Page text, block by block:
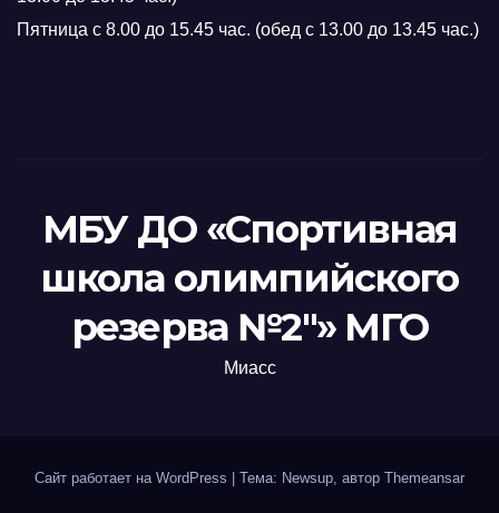
Пятница с 8.00 до 15.45 час. (обед с 13.00 до 13.45 час.)
МБУ ДО «Спортивная
школа олимпийского
резерва №2"» МГО
Миасс
Сайт работает на WordPress | Тема: Newsup, автор Themeansar